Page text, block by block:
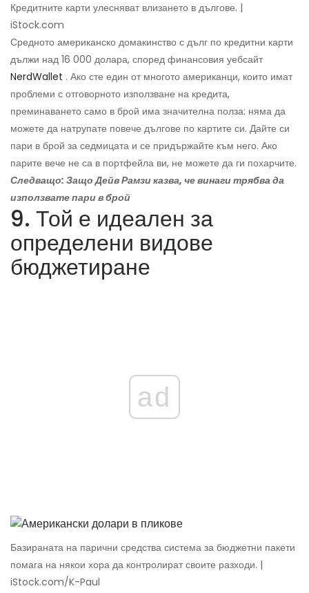
Кредитните карти улесняват влизането в дългове. |
iStock.com
Средното американско домакинство с дълг по кредитни карти
дължи над 16 000 долара, според финансовия уебсайт
NerdWallet . Ако сте един от многото американци, които имат
проблеми с отговорното използване на кредита,
преминаването само в брой има значителна полза: няма да
можете да натрупате повече дългове по картите си. Дайте си
пари в брой за седмицата и се придържайте към него. Ако
парите вече не са в портфейла ви, не можете да ги похарчите.
Следващо: Защо Дейв Рамзи казва, че винаги трябва да
използвате пари в брой
9. Той е идеален за
определени видове
бюджетиране
ad
Базираната на парични средства система за бюджетни пакети
помага на някои хора да контролират своите разходи. |
iStock.com/K-Paul